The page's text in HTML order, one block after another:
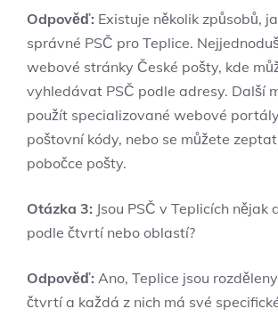
Odpověď: Existuje několik způsobů,
správné PSČ pro Teplice.
webové stránky České pošty, kde
vyhledávat PSČ podle adresy. Další
použít specializované webové
poštovní kódy, nebo se můžete
pobočce pošty.
Otázka 3: Jsou PSČ v Teplicích nějak
podle čtvrtí nebo oblastí?
Odpověď: Ano, Teplice jsou
čtvrtí a každá z nich má své